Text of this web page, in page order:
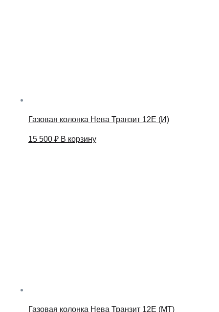
Газовая колонка Нева Транзит 12Е (И)
15 500 ₽ В корзину
Газовая колонка Нева Транзит 12Е (МТ)